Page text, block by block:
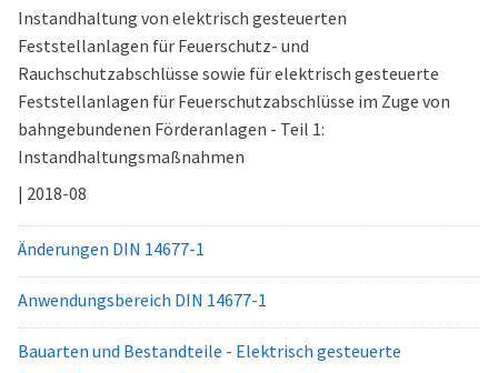
Instandhaltung von elektrisch gesteuerten
Feststellanlagen für Feuerschutz- und
Rauchschutzabschlüsse sowie für elektrisch gesteuerte
Feststellanlagen für Feuerschutzabschlüsse im Zuge von
bahngebundenen Förderanlagen - Teil 1:
Instandhaltungsmaßnahmen
| 2018-08
Änderungen DIN 14677-1
Anwendungsbereich DIN 14677-1
Bauarten und Bestandteile - Elektrisch gesteuerte